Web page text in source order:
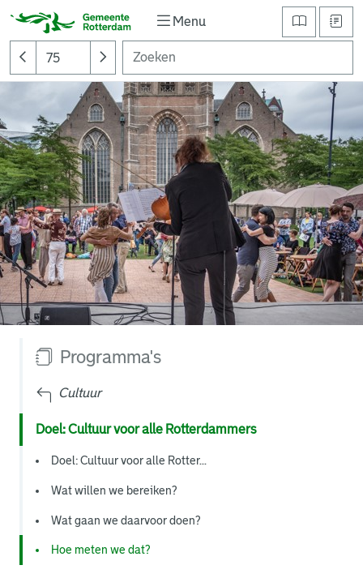
Menu
Programma's
Cultuur
Doel: Cultuur voor alle Rotterdammers
Doel: Cultuur voor alle Rotter...
Wat willen we bereiken?
Wat gaan we daarvoor doen?
Hoe meten we dat?